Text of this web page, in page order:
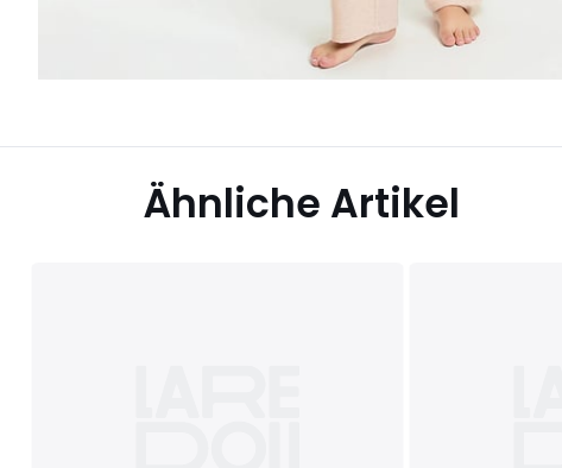
Ähnliche Artikel